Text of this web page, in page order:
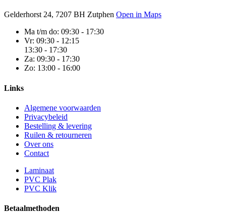
Gelderhorst 24, 7207 BH Zutphen Open in Maps
Ma t/m do: 09:30 - 17:30
Vr: 09:30 - 12:15
13:30 - 17:30
Za: 09:30 - 17:30
Zo: 13:00 - 16:00
Links
Algemene voorwaarden
Privacybeleid
Bestelling & levering
Ruilen & retourneren
Over ons
Contact
Laminaat
PVC Plak
PVC Klik
Betaalmethoden